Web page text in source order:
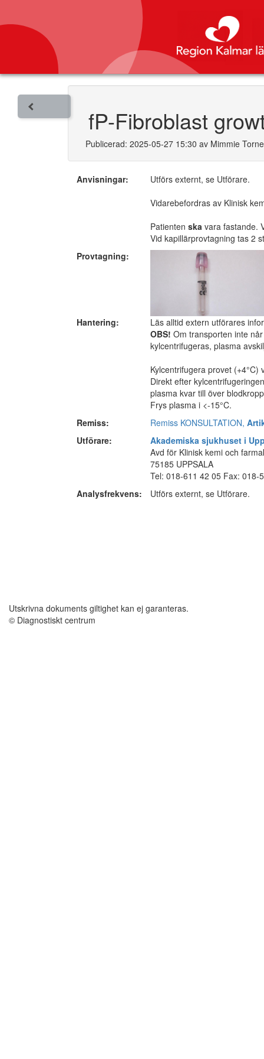
fP-Fibroblast
Publicerad: 2025-05-27 15:30 av Mimmie
Anvisningar:
Utförs externt, se Utförare.
Vidarebefordras av Klinisk
Patienten ska vara fastande.
Vid kapillärprovtagning tas 2
Provtagning:
Hantering:
Läs alltid extern utförares
OBS! Om transporten inte
kylcentrifugeras, plasma
Kylcentrifugera provet
Direkt efter
plasma kvar till över
Frys plasma i <-15°C.
Remiss:
Remiss KONSULTATION,
Utförare:
Akademiska sjukhuset i
Avd för Klinisk kemi och
75185 UPPSALA
Tel: 018-611 42 05 Fax: 018-
Analysfrekvens:
Utförs externt, se Utförare.
Utskrivna dokuments giltighet kan ej garanteras.
© Diagnostiskt centrum